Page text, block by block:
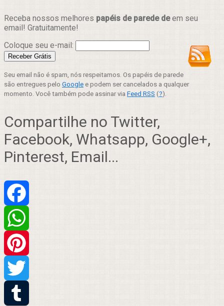
Receba nossos melhores papéis de parede deem seu
email! Gratuitamente!
Coloque seu e-mail:
Seu email não é spam, nós respeitamos. Os papéis de parede
são entregues pelo Google e podem ser cancelados a qualquer
momento. Você também pode assinar via Feed RSS (?).
Compartilhe no Twitter,
Facebook, Whatsapp, Google+,
Pinterest, Email...
Facebook
WhatsApp
Pinterest
Twitter